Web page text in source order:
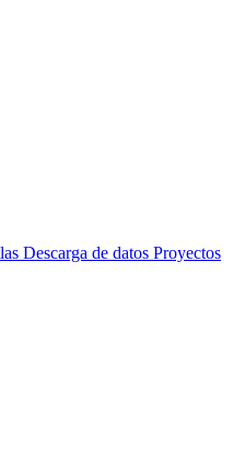
Descarga de datos Proyectos